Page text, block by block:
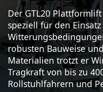
Der GTL20
speziell für den
robusten Bauweise
Materialien trotzt er
Tragkraft von bis zu
Rollstuhlfahrern und